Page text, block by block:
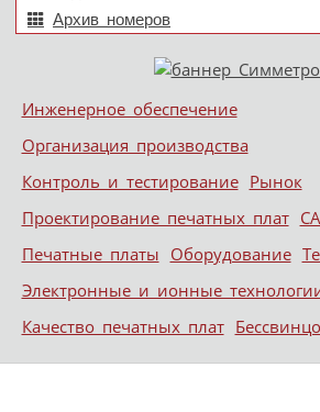
Архив номеров
Меню
Skip to content
Инженерное обеспечение
Организация производства
Контроль и тестирование Рынок
Проектирование печатных плат
Печатные платы Оборудование
Электронные и ионные
Качество печатных плат